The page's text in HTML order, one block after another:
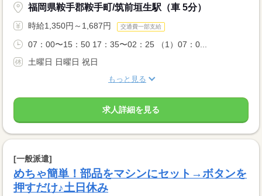
福岡県鞍手郡鞍手町/筑前垣生駅（車 5分）
時給1,350円～1,687円 交通費一部支給
07：00〜15：50 17：35〜02：25 （1）07：0...
土曜日 日曜日 祝日
もっと見る
求人詳細を見る
[一般派遣]
めちゃ簡単！部品をマシンにセット→ボタンを
押すだけ♪土日休み